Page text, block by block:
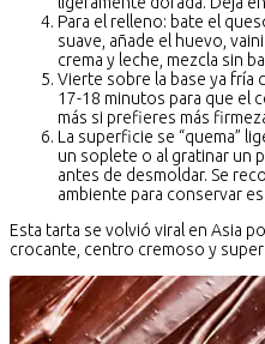
Para el relleno: bate el
suave, añade el huevo,
crema y leche, mezcla sin
Vierte sobre la base ya fría
17-18 minutos para que el
más si prefieres más
La superficie se “quema”
un soplete o al gratinar un
antes de desmoldar. Se
ambiente para conservar
Esta tarta se volvió viral en Asia
crocante, centro cremoso y